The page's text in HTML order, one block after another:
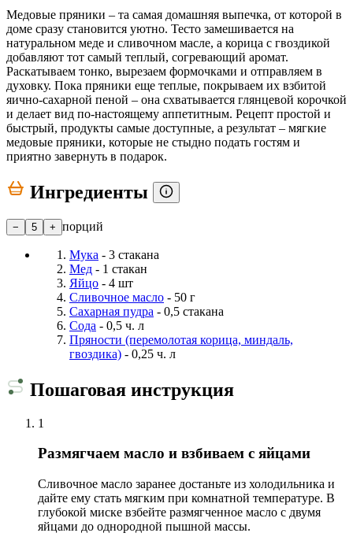
Медовые пряники – та самая домашняя выпечка, от которой в
доме сразу становится уютно. Тесто замешивается на
натуральном меде и сливочном масле, а корица с гвоздикой
добавляют тот самый теплый, согревающий аромат.
Раскатываем тонко, вырезаем формочками и отправляем в
духовку. Пока пряники еще теплые, покрываем их взбитой
яично-сахарной пеной – она схватывается глянцевой корочкой
и делает вид по-настоящему аппетитным. Рецепт простой и
быстрый, продукты самые доступные, а результат – мягкие
медовые пряники, которые не стыдно подать гостям и
приятно завернуть в подарок.
Ингредиенты
− 5 + порций
Мука - 3 стакана
Мед - 1 стакан
Яйцо - 4 шт
Сливочное масло - 50 г
Сахарная пудра - 0,5 стакана
Сода - 0,5 ч. л
Пряности (перемолотая корица, миндаль,
гвоздика) - 0,25 ч. л
Пошаговая инструкция
1
Размягчаем масло и взбиваем с яйцами
Сливочное масло заранее достаньте из холодильника и
дайте ему стать мягким при комнатной температуре. В
глубокой миске взбейте размягченное масло с двумя
яйцами до однородной пышной массы.